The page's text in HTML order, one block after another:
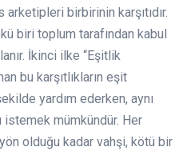
birbirinin karşıtıdır.
biri toplum tarafından kabul
İkinci ilke “Eşitlik
bu karşıtlıkların eşit
yardım ederken, aynı
istemek mümkündür. Her
olduğu kadar vahşi, kötü bir